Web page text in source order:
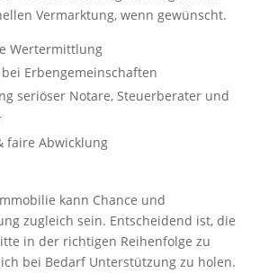
Vermarktung, wenn gewünscht.
Wertermittlung
Erbengemeinschaften
seriöser Notare, Steuerberater und
faire Abwicklung
kann Chance und
zugleich sein. Entscheidend ist, die
in der richtigen Reihenfolge zu
bei Bedarf Unterstützung zu holen.